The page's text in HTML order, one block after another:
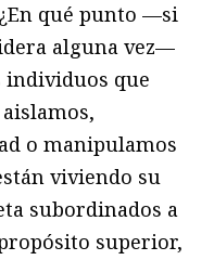
qué punto —si
alguna vez—
individuos que
o manipulamos
viviendo su
subordinados a
superior,